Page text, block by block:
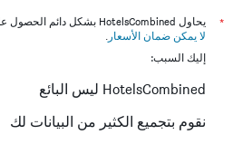
*
يحاول HotelsCombined بشكل دائم الحصول على الأسعار الدقيقة، ولكن
لا يمكن ضمان الأسعار .
إليك السبب:
HotelsCombined ليس البائع
نقوم بتجميع الكثير من البيانات لك